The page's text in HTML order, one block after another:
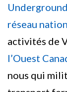
Underground
réseau
activités de
l’Ouest
nous qui